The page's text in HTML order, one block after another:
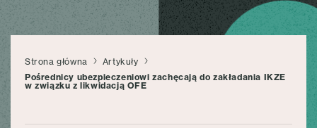
Strona główna
Artykuły
Pośrednicy ubezpieczeniowi zachęcają do zakładania IKZE
w związku z likwidacją OFE